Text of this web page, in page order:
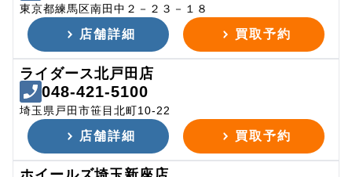
東京都練馬区南田中２－２３－１８
店舗詳細 買取予約
ライダース北戸田店
048-421-5100
埼玉県戸田市笹目北町10-22
店舗詳細 買取予約